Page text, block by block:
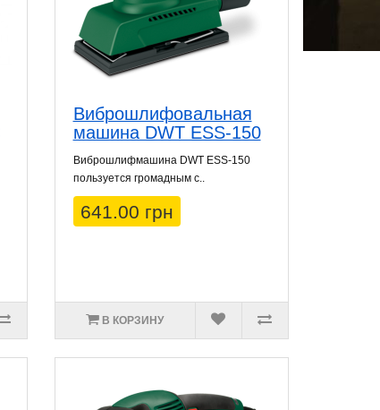
Виброшлифовальная
машина DWT ESS-150
Виброшлифмашина DWT ESS-150
пользуется громадным с..
641.00 грн
В КОРЗИНУ